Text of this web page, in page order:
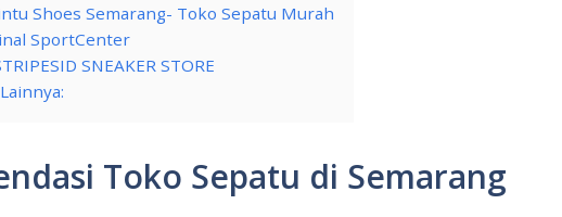
Shoes Semarang- Toko Sepatu Murah
SportCenter
SNEAKER STORE
Toko Sepatu di Semarang